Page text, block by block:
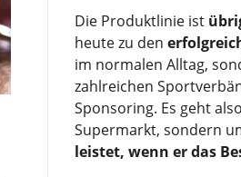
Die Produktlinie ist
heute zu den
im normalen Alltag,
zahlreichen
Sponsoring. Es geht
Supermarkt, sondern
leistet, wenn er das